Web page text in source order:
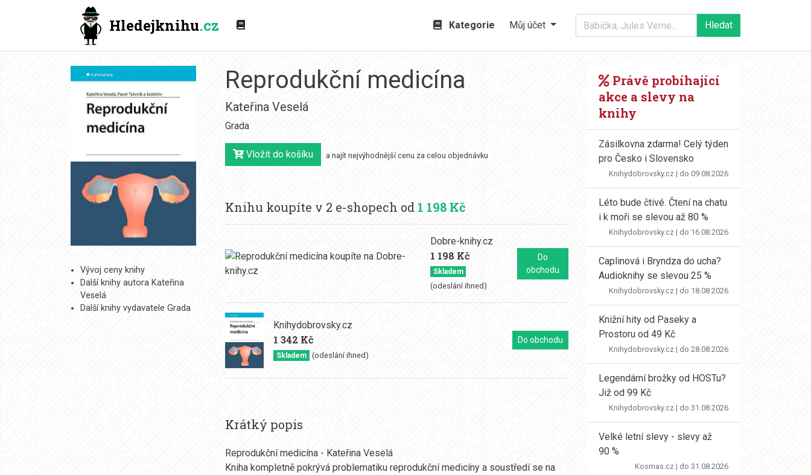
Hledejknihu.cz Kategorie Můj účet
Vývoj ceny knihy
Další knihy autora Kateřina
Veselá
Další knihy vydavatele Grada
Reprodukční medicína
Kateřina Veselá
Grada
Vložit do košíku a najít nejvýhodnější cenu za celou objednávku
Knihu koupíte v 2 e-shopech od 1 198 Kč
Dobre-knihy.cz
1 198 Kč
Skladem
(odeslání ihned)
Do
obchodu
Knihydobrovsky.cz
1 342 Kč
Skladem (odeslání ihned)
Do obchodu
Krátký popis
Reprodukční medicína - Kateřina Veselá
Kniha kompletně pokrývá problematiku reprodukční medicíny a soustředí se na
Právě probíhající
akce a slevy na
knihy
Zásilkovna zdarma! Celý týden
pro Česko i Slovensko
Knihydobrovsky.cz | do 09.08.2026
Léto bude čtivé. Čtení na chatu
i k moři se slevou až 80 %
Knihydobrovsky.cz | do 16.08.2026
Caplinová i Bryndza do ucha?
Audioknihy se slevou 25 %
Knihydobrovsky.cz | do 18.08.2026
Knižní hity od Paseky a
Prostoru od 49 Kč
Knihydobrovsky.cz | do 28.08.2026
Legendární brožky od HOSTu?
Již od 99 Kč
Knihydobrovsky.cz | do 31.08.2026
Velké letní slevy - slevy až
90 %
Kosmas.cz | do 31.08.2026